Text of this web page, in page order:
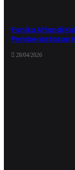
Fonika Affandi
Pemberantasan
28/04/2026